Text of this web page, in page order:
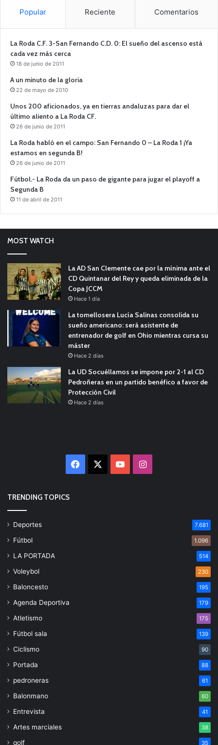
Popular Reciente Comentarios
La Roda C.F. 3-San Fernando C.D. 0: El sueño del ascenso está
cada vez más cerca
18 de junio de 2011
A un minuto de la gloria
22 de mayo de 2010
Unos 200 aficionados, ya en tierras andaluzas para dar el
último aliento a La Roda CF.
26 de junio de 2011
La Roda habló en el campo: San Fernando 0 – La Roda 1 ¡Ya
estamos en segunda B!
26 de junio de 2011
Fútbol.- La Roda da un paso de gigante para jugar el playoff a
Segunda B
11 de abril de 2011
MOST WATCH
La AD San Clemente cae por la mínima ante el
CD Quintanar del Rey y queda eliminada de la
Copa JCCM
Hace 1 día
La tomellosera Lucía Salinas consolida su
sueño americano: será asistente de
entrenador de golf en Ohio mientras cursa su
máster
Hace 2 días
La UD Socuéllamos se impone por 2-1 al CD
Pedroñeras en un partido benéfico a favor de
Protección Civil
Hace 2 días
Facebook YouTubeInstagram
TRENDING TOPICS
Deportes 7.681
Fútbol 1.096
LA PORTADA 514
Voleybol 230
Baloncesto 195
Agenda Deportiva 179
Atletismo 175
Fútbol sala 139
Ciclismo 90
Portada 88
pedroneras 61
Balonmano 60
Entrevista 41
Artes marciales 38
golf 35